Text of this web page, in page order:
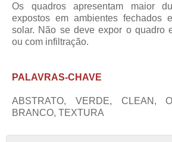
Os quadros apresentam maior
expostos em ambientes fechados
solar. Não se deve expor o quadro
ou com infiltração.
PALAVRAS-CHAVE
ABSTRATO, VERDE, CLEAN,
BRANCO, TEXTURA